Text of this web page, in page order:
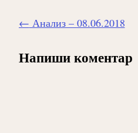
Навигиране
публикацията
← Анализ – 08.06.2018
Напиши коментар